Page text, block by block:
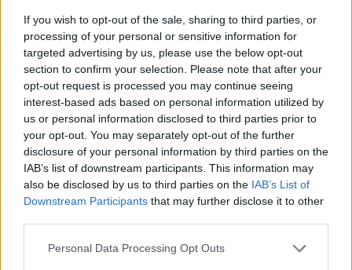
If you wish to opt-out of the sale, sharing to third parties, or
processing of your personal or sensitive information for
targeted advertising by us, please use the below opt-out
section to confirm your selection. Please note that after your
opt-out request is processed you may continue seeing
interest-based ads based on personal information utilized by
us or personal information disclosed to third parties prior to
your opt-out. You may separately opt-out of the further
disclosure of your personal information by third parties on the
IAB’s list of downstream participants. This information may
also be disclosed by us to third parties on the IAB’s List of
Downstream Participants that may further disclose it to other
Personal Data Processing Opt Outs
comprensorio Ticino-Olona.
Pippo Frisone FLC-CGIL Legnano
Via Confalonieri, 5
Tutti gli eventi
diagosto